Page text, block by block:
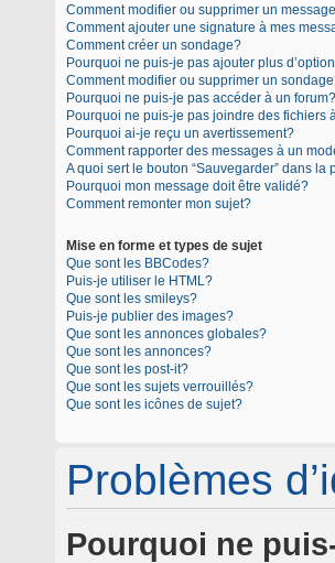
Comment modifier ou supprimer un
Comment ajouter une signature à mes
Comment créer un sondage?
Pourquoi ne puis-je pas ajouter plus
Comment modifier ou supprimer un
Pourquoi ne puis-je pas accéder à un forum?
Pourquoi ne puis-je pas joindre des fichiers
Pourquoi ai-je reçu un avertissement?
Comment rapporter des messages à un
A quoi sert le bouton “Sauvegarder” dans
Pourquoi mon message doit être validé?
Comment remonter mon sujet?
Mise en forme et types de sujet
Que sont les BBCodes?
Puis-je utiliser le HTML?
Que sont les smileys?
Puis-je publier des images?
Que sont les annonces globales?
Que sont les annonces?
Que sont les post-it?
Que sont les sujets verrouillés?
Que sont les icônes de sujet?
Problèmes
Pourquoi ne